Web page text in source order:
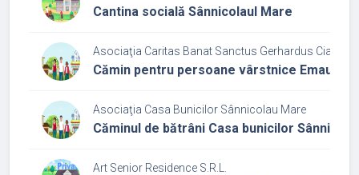
Cantina socială Sânnicolaul Mare
Asociaţia Caritas Banat Sanctus Gerhardus Ciacova
Cămin pentru persoane vârstnice Emaus
Asociaţia Casa Bunicilor Sânnicolau Mare
Căminul de bătrâni Casa bunicilor
Art Senior Residence S.R.L.